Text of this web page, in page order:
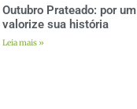
Outubro Prateado: por
valorize sua história
Leia mais »